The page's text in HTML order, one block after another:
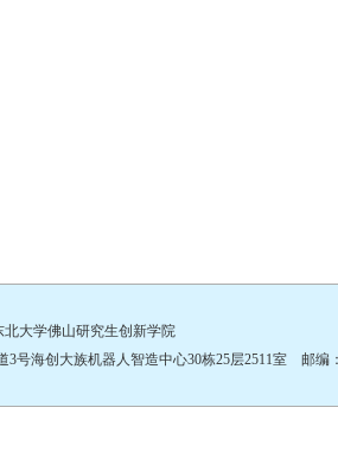
大学佛山研究生创新学院
号海创大族机器人智造中心30栋25层2511室 邮编